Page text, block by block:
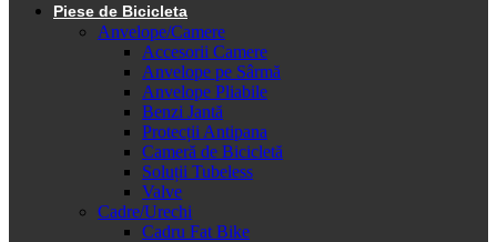
Piese de Bicicleta
Anvelope/Camere
Accesorii Camere
Anvelope pe Sârmă
Anvelope Pliabile
Benzi Jantă
Protecții Antipana
Cameră de Bicicletă
Soluții Tubeless
Valve
Cadre/Urechi
Cadru Fat Bike